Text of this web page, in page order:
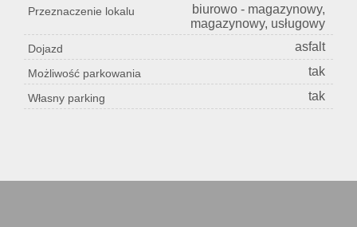
Przeznaczenie lokalu
biurowo - magazynowy,
magazynowy, usługowy
Dojazd asfalt
Możliwość parkowania tak
Własny parking tak